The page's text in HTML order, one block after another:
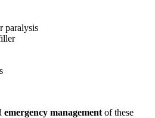
paralysis
emergency management of these